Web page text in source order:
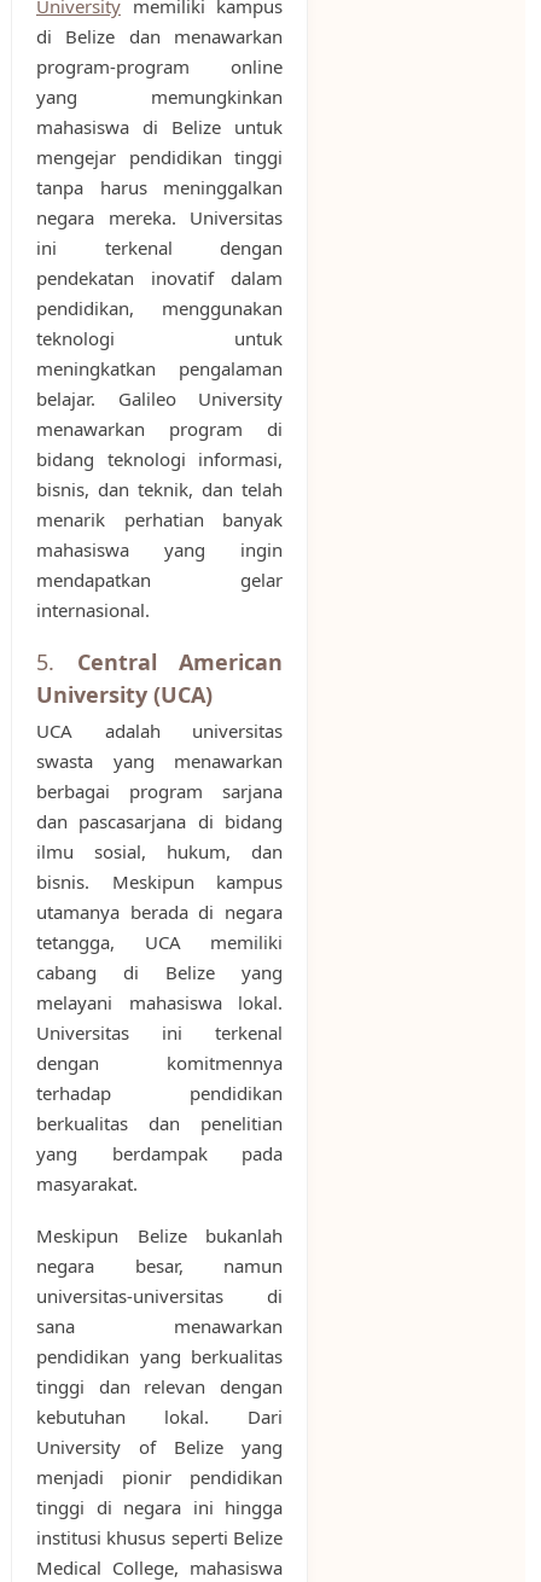
Universitymemiliki kampus
di Belize dan menawarkan
program-program online
yang memungkinkan
mahasiswa di Belize untuk
mengejar pendidikan tinggi
tanpa harus meninggalkan
negara mereka. Universitas
ini terkenal dengan
pendekatan inovatif dalam
pendidikan, menggunakan
teknologi untuk
meningkatkan pengalaman
belajar. Galileo University
menawarkan program di
bidang teknologi informasi,
bisnis, dan teknik, dan telah
menarik perhatian banyak
mahasiswa yang ingin
mendapatkan gelar
internasional.
5. Central American
University (UCA)
UCA adalah universitas
swasta yang menawarkan
berbagai program sarjana
dan pascasarjana di bidang
ilmu sosial, hukum, dan
bisnis. Meskipun kampus
utamanya berada di negara
tetangga, UCA memiliki
cabang di Belize yang
melayani mahasiswa lokal.
Universitas ini terkenal
dengan komitmennya
terhadap pendidikan
berkualitas dan penelitian
yang berdampak pada
masyarakat.
Meskipun Belize bukanlah
negara besar, namun
universitas-universitas di
sana menawarkan
pendidikan yang berkualitas
tinggi dan relevan dengan
kebutuhan lokal. Dari
University of Belize yang
menjadi pionir pendidikan
tinggi di negara ini hingga
institusi khusus seperti Belize
Medical College, mahasiswa